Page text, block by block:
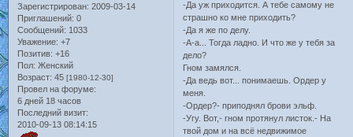
Зарегистрирован: 2009-03-14
Приглашений: 0
Сообщений: 1033
Уважение: +7
Позитив: +16
Пол: Женский
Возраст: 45 [1980-12-30]
Провел на форуме:
6 дней 18 часов
Последний визит:
2010-09-13 08:14:15
-Да уж приходится. А тебе самому не
страшно ко мне приходить?
-Да я же по делу.
-А-а... Тогда ладно. И что же у тебя за
дело?
Гном замялся.
-Да ведь вот... понимаешь. Ордер у
меня.
-Ордер?- приподнял брови эльф.
-Угу. Вот,- гном протянул листок.- На
твой дом и на всё недвижимое